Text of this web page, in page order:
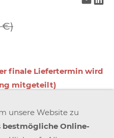
€)
finale Liefertermin wird
mitgeteilt)
unsere Website zu
bestmögliche Online-